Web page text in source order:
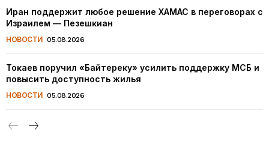
Иран поддержит любое решение ХАМАС в переговорах с
Израилем — Пезешкиан
НОВОСТИ 05.08.2026
Токаев поручил «Байтереку» усилить поддержку МСБ и
повысить доступность жилья
НОВОСТИ 05.08.2026